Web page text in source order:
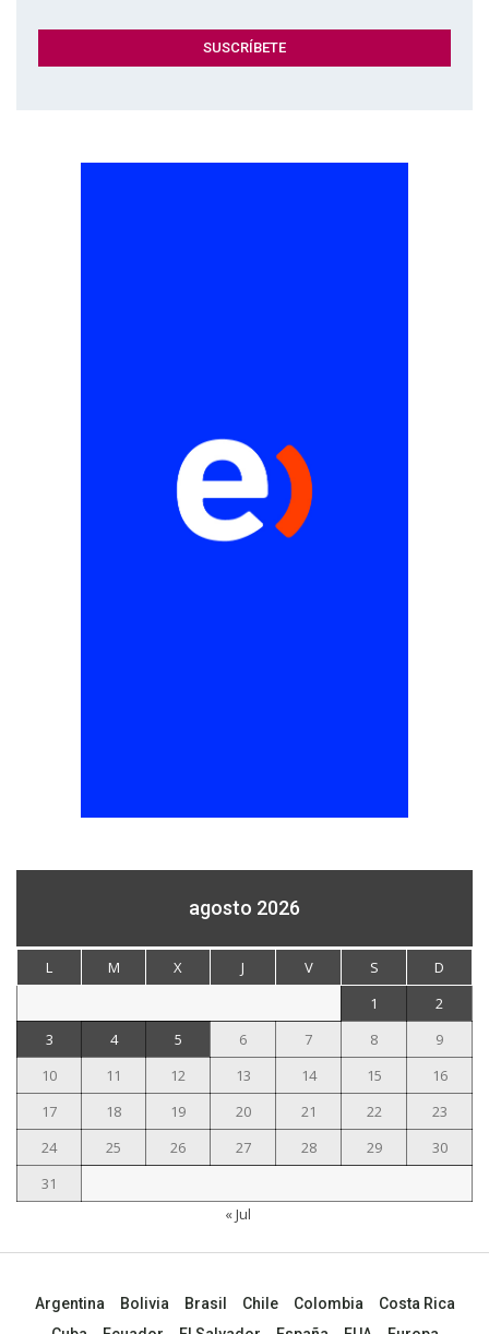
agosto 2026
L M X J V S
D
1
2
3
4 5 6 7 8
9
10
11 12 13 14 15
16
17
18 19 20 21 22
23
24
25 26 27 28 29
30
31
« Jul
Argentina Bolivia Brasil Chile Colombia
Costa Rica